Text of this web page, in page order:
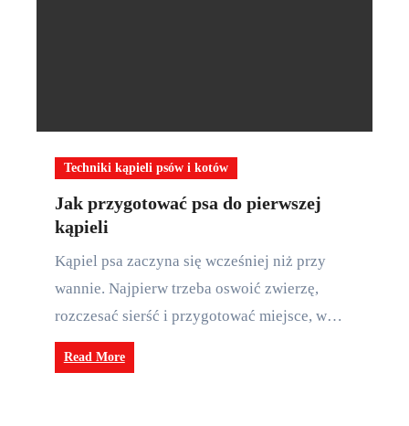
Techniki kąpieli psów i kotów
Jak przygotować psa do pierwszej
kąpieli
Kąpiel psa zaczyna się wcześniej niż przy
wannie. Najpierw trzeba oswoić zwierzę,
rozczesać sierść i przygotować miejsce, w…
Read More